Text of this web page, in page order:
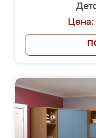
Цена: